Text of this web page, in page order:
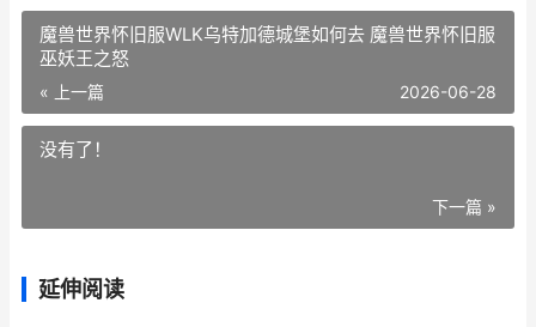
魔兽世界怀旧服WLK乌特加德城堡如何去 魔兽世界怀旧服
巫妖王之怒
« 上一篇 2026-06-28
没有了！
下一篇 »
延伸阅读